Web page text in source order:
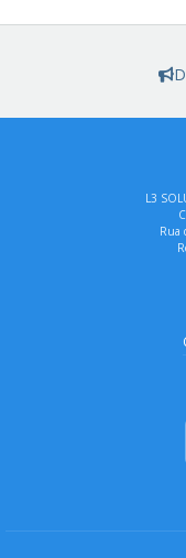
L3
Rua